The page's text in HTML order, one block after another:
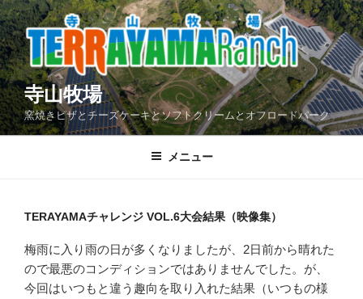
コ
ン
テ
ン
ツ
へ
ス
寺山牧場
窯焼きピザとチーズケーキとソフトクリームとオフロードパーク
メニュー
TERAYAMAチャレンジ VOL.6大会結果（映像集）
梅雨に入り雨の日が多くなりましたが、2日前から晴れた
ので最悪のコンディションではありませんでした。が、
今回はいつもと違う趣向を取り入れた結果（いつもの様